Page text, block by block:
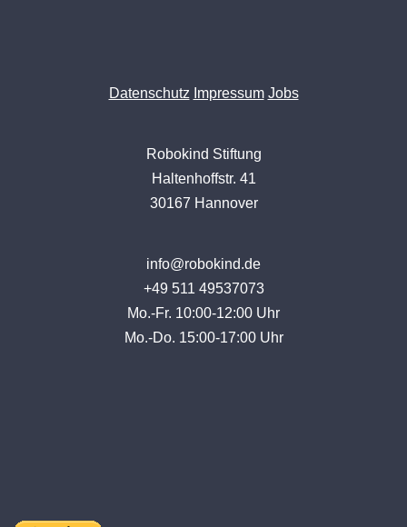
Datenschutz Impressum Jobs
Robokind Stiftung
Haltenhoffstr. 41
30167 Hannover
info@robokind.de
+49 511 49537073
Mo.-Fr. 10:00-12:00 Uhr
Mo.-Do. 15:00-17:00 Uhr